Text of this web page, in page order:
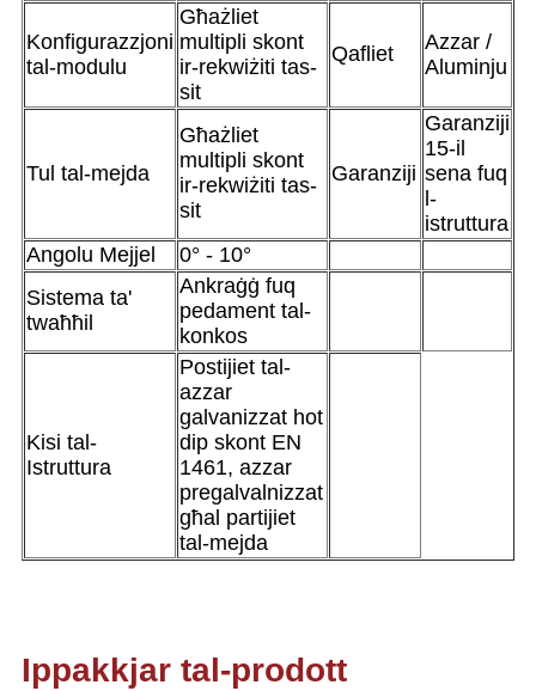
Konfigurazzjoni
tal-modulu
Għażliet
multipli skont
ir-rekwiżiti tas-
sit
Qafliet
Azzar /
Aluminju
Tul tal-mejda
Għażliet
multipli skont
ir-rekwiżiti tas-
sit
Garanziji
Garanziji
15-il
sena fuq
l-
istruttura
Angolu Mejjel
0° - 10°
Sistema ta'
twaħħil
Ankraġġ fuq
pedament tal-
konkos
Kisi tal-
Istruttura
Postijiet tal-
azzar
galvanizzat hot
dip skont EN
1461, azzar
pregalvalnizzat
għal partijiet
tal-mejda
Ippakkjar tal-prodott